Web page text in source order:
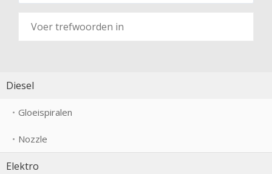
Diesel
Gloeispiralen
Nozzle
Elektro